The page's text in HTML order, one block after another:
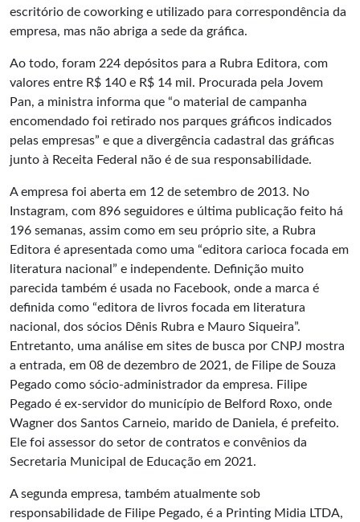
escritório de coworking e utilizado para correspondência da
empresa, mas não abriga a sede da gráfica.
Ao todo, foram 224 depósitos para a Rubra Editora, com
valores entre R$ 140 e R$ 14 mil. Procurada pela Jovem
Pan, a ministra informa que “o material de campanha
encomendado foi retirado nos parques gráficos indicados
pelas empresas” e que a divergência cadastral das gráficas
junto à Receita Federal não é de sua responsabilidade.
A empresa foi aberta em 12 de setembro de 2013. No
Instagram, com 896 seguidores e última publicação feito há
196 semanas, assim como em seu próprio site, a Rubra
Editora é apresentada como uma “editora carioca focada em
literatura nacional” e independente. Definição muito
parecida também é usada no Facebook, onde a marca é
definida como “editora de livros focada em literatura
nacional, dos sócios Dênis Rubra e Mauro Siqueira”.
Entretanto, uma análise em sites de busca por CNPJ mostra
a entrada, em 08 de dezembro de 2021, de Filipe de Souza
Pegado como sócio-administrador da empresa. Filipe
Pegado é ex-servidor do município de Belford Roxo, onde
Wagner dos Santos Carneio, marido de Daniela, é prefeito.
Ele foi assessor do setor de contratos e convênios da
Secretaria Municipal de Educação em 2021.
A segunda empresa, também atualmente sob
responsabilidade de Filipe Pegado, é a Printing Midia LTDA,